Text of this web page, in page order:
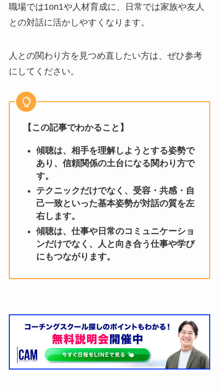
職場では1on1や人材育成に、日常では家族や友人
との対話に活かしやすくなります。
人との関わり方を見つめ直したい方は、ぜひ参考
にしてください。
【この記事でわかること】
傾聴は、相手を理解しようとする姿勢で
あり、信頼関係の土台になる関わり方で
す。
テクニックだけでなく、受容・共感・自
己一致といった基本姿勢が対話の質を左
右します。
傾聴は、仕事や日常のコミュニケーショ
ンだけでなく、人と向き合う仕事や学び
にもつながります。